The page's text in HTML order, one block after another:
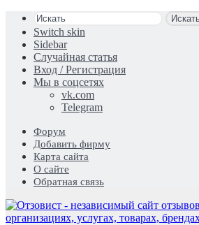
Switch skin
Sidebar
Случайная статья
Вход / Регистрация
Мы в соцсетях
vk.com
Telegram
Форум
Добавить фирму
Карта сайта
О сайте
Обратная связь